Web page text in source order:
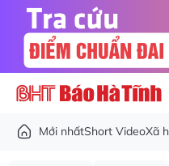
Mới nhấtShort VideoXã